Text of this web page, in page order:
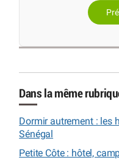
Dans la même
Dormir autrement : les
Sénégal
Petite Côte : hôtel,